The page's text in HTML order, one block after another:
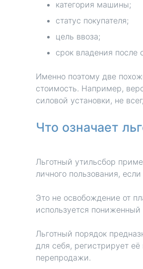
категория машины;
статус покупателя;
цель ввоза;
срок владения после
Именно поэтому две
стоимость. Например,
силовой установки, не
Что означает
Льготный утильсбор
личного пользования,
Это не освобождение от
используется пониженный
Льготный порядок
для себя, регистрирует
перепродажи.